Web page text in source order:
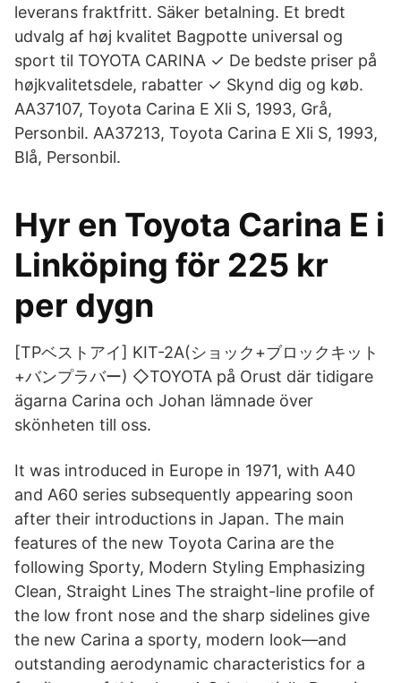
leverans fraktfritt. Säker betalning. Et bredt
udvalg af høj kvalitet Bagpotte universal og
sport til TOYOTA CARINA ✓ De bedste priser på
højkvalitetsdele, rabatter ✓ Skynd dig og køb.
AA37107, Toyota Carina E Xli S, 1993, Grå,
Personbil. AA37213, Toyota Carina E Xli S, 1993,
Blå, Personbil.
Hyr en Toyota Carina E i
Linköping för 225 kr
per dygn
[TPベストアイ] KIT-2A(ショック+ブロックキット
+バンプラバー) ◇TOYOTA på Orust där tidigare
ägarna Carina och Johan lämnade över
skönheten till oss.
It was introduced in Europe in 1971, with A40
and A60 series subsequently appearing soon
after their introductions in Japan. The main
features of the new Toyota Carina are the
following Sporty, Modern Styling Emphasizing
Clean, Straight Lines The straight-line profile of
the low front nose and the sharp sidelines give
the new Carina a sporty, modern look―and
outstanding aerodynamic characteristics for a